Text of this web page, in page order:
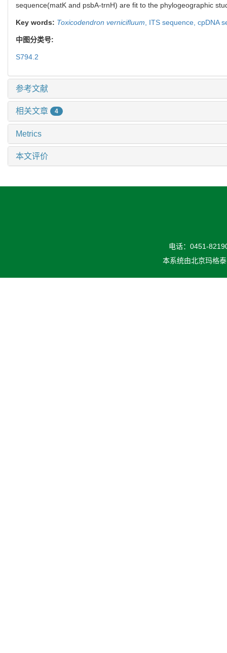
sequence(matK and psbA-trnH) are fit to the phylogeographic
Key words: Toxicodendron vernicifluum ITS sequence, cpDNA
中图分类号:
S794.2
参考文献
相关文章 4
Metrics
本文评价
电话：0451-
本系统由北京玛格